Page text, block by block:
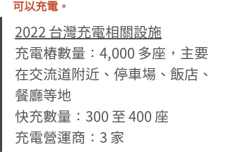
可以充電。
2022 台灣充電相關設施
充電樁數量：4,000 多座，主要
在交流道附近、停車場、飯店、
餐廳等地
快充數量：300 至 400 座
充電營運商：3 家